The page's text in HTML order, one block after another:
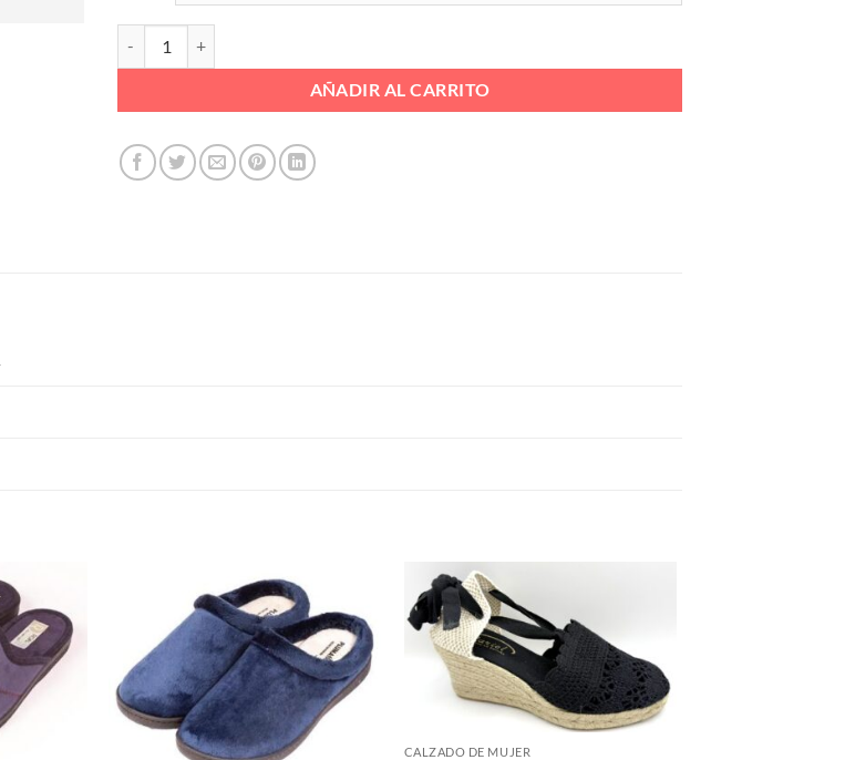
AÑADIR AL CARRITO
CALZADO DE MUJER